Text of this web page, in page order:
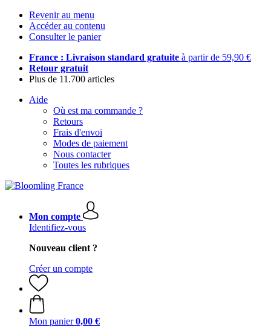
Revenir au menu
Accéder au contenu
Consulter le panier
France : Livraison standard gratuite à partir de 59,90 €
Retour gratuit
Plus de 11.700 articles
Aide
Où est ma commande ?
Retours
Frais d'envoi
Modes de paiement
Nous contacter
Toutes les rubriques
Mon compte
Identifiez-vous
Nouveau client ?
Créer un compte
Mon panier 0,00 €